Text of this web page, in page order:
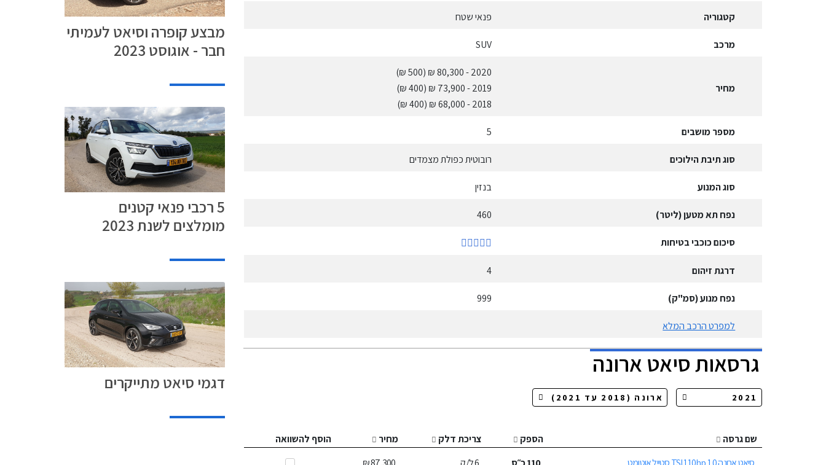
קטגוריה פנאי שטח
מרכב SUV
מחיר
2020
- 80,300 ₪
(500 ₪)
2019
- 73,900 ₪
(400 ₪)
2018
- 68,000 ₪
(400 ₪)
מספר מושבים 5
סוג תיבת הילוכים רובוטית כפולת מצמדים
סוג המנוע בנזין
נפח תא מטען (ליטר) 460
סיכום כוכבי בטיחות
דרגת זיהום 4
נפח מנוע (סמ"ק) 999
למפרט הרכב המלא
גרסאותסיאט ארונה
שם גרסה הספק צריכת דלק מחיר
הוסף להשוואה
מבצע קופרה וסיאט לעמיתי
חבר - אוגוסט 2023
5 רכבי פנאי קטנים
מומלצים לשנת 2023
דגמי סיאט מתייקרים